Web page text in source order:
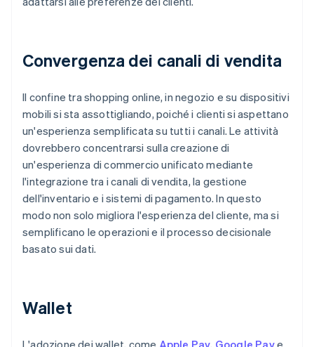
Convergenza dei canali di vendita
Il confine tra shopping online, in negozio e su dispositivi
mobili si sta assottigliando, poiché i clienti si aspettano
un'esperienza semplificata su tutti i canali. Le attività
dovrebbero concentrarsi sulla creazione di
un'esperienza di commercio unificato mediante
l'integrazione tra i canali di vendita, la gestione
dell'inventario e i sistemi di pagamento. In questo
modo non solo migliora l'esperienza del cliente, ma si
semplificano le operazioni e il processo decisionale
basato sui dati.
Wallet